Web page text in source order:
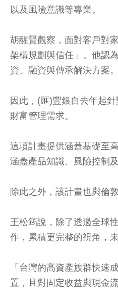
以及風險意識等專業。
胡醒賢觀察，面對客戶對
架構規劃與信任」。他認
資、融資與傳承解決方案。
因此，(匯)豐銀自去年起
財富管理需求。
這項計畫提供涵蓋基礎至
涵蓋產品知識、風險控制
除此之外，該計畫也與倫
王松筠說，除了透過全球
作，累積更完整的視角，
「台灣的高資產族群快
置，且對固定收益與現金